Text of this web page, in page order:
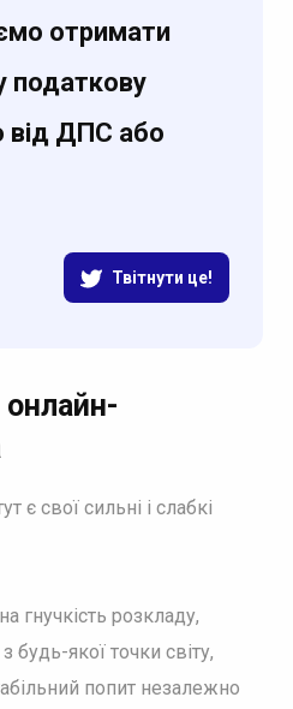
отримати
податкову
від ДПС або
Твітнути це!
онлайн-
є свої сильні і слабкі
гнучкість розкладу,
якої точки світу,
попит незалежно